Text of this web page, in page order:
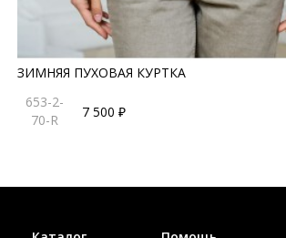
ЗИМНЯЯ ПУХОВАЯ КУРТКА
653-2-
70-R
7 500 ₽